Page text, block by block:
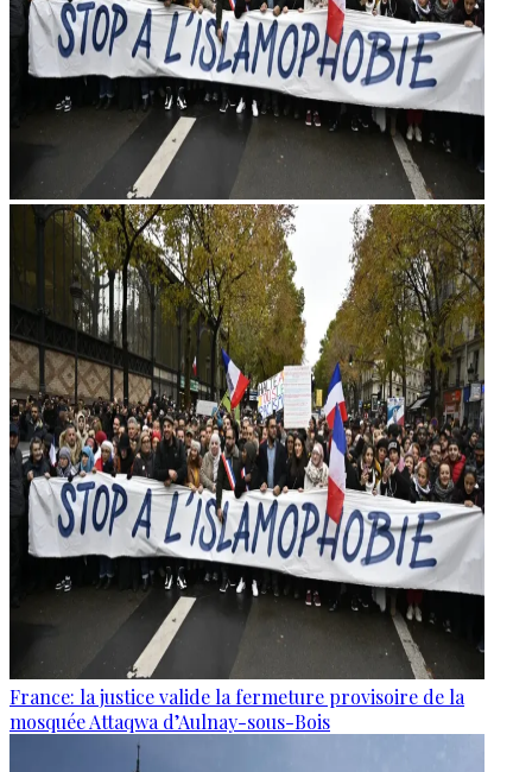
France: la justice valide la fermeture provisoire de la
mosquée Attaqwa d’Aulnay-sous-Bois